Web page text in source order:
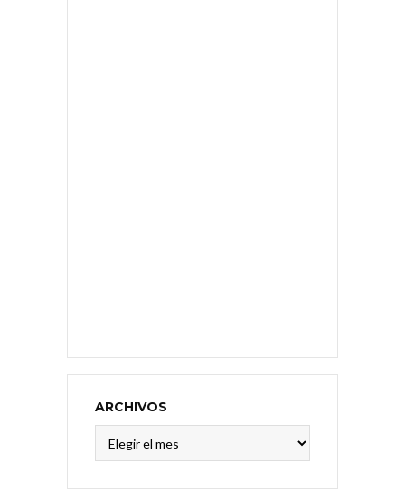
ARCHIVOS